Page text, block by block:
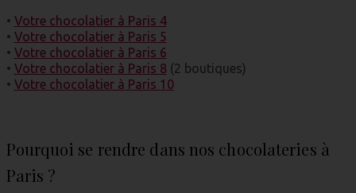
• Votre chocolatier à Paris 4
• Votre chocolatier à Paris 5
• Votre chocolatier à Paris 6
• Votre chocolatier à Paris 8(2 boutiques)
• Votre chocolatier à Paris 10
Pourquoi se rendre dans nos chocolateries à
Paris ?